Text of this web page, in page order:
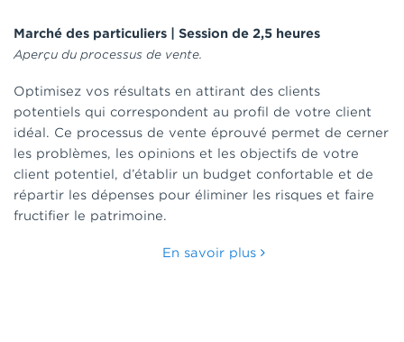
Marché des particuliers | Session de 2,5 heures
Aperçu du processus de vente.
Optimisez vos résultats en attirant des clients
potentiels qui correspondent au profil de votre client
idéal. Ce processus de vente éprouvé permet de cerner
les problèmes, les opinions et les objectifs de votre
client potentiel, d’établir un budget confortable et de
répartir les dépenses pour éliminer les risques et faire
fructifier le patrimoine.
En savoir plus